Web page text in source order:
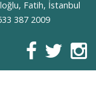
Fatih, İstanbul
387 2009